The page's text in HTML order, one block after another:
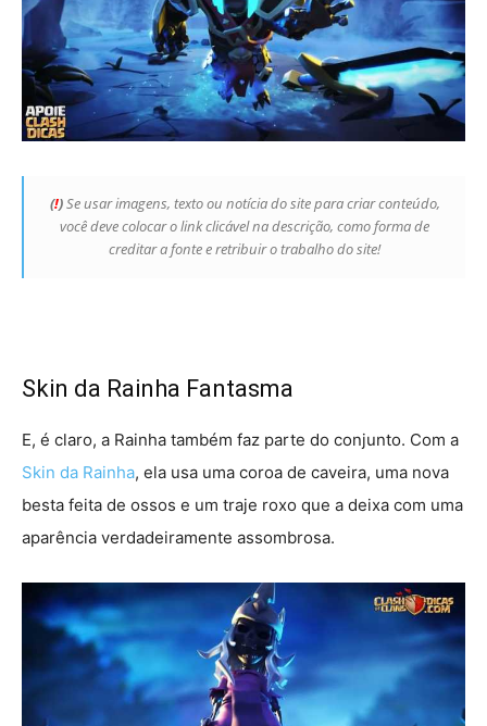
(!)Se usar imagens, texto ou notícia do site para criar conteúdo,
você deve colocar o link clicável na descrição, como forma de
creditar a fonte e retribuir o trabalho do site!
Skin da Rainha Fantasma
E, é claro, a Rainha também faz parte do conjunto. Com a
Skin da Rainha, ela usa uma coroa de caveira, uma nova
besta feita de ossos e um traje roxo que a deixa com uma
aparência verdadeiramente assombrosa.